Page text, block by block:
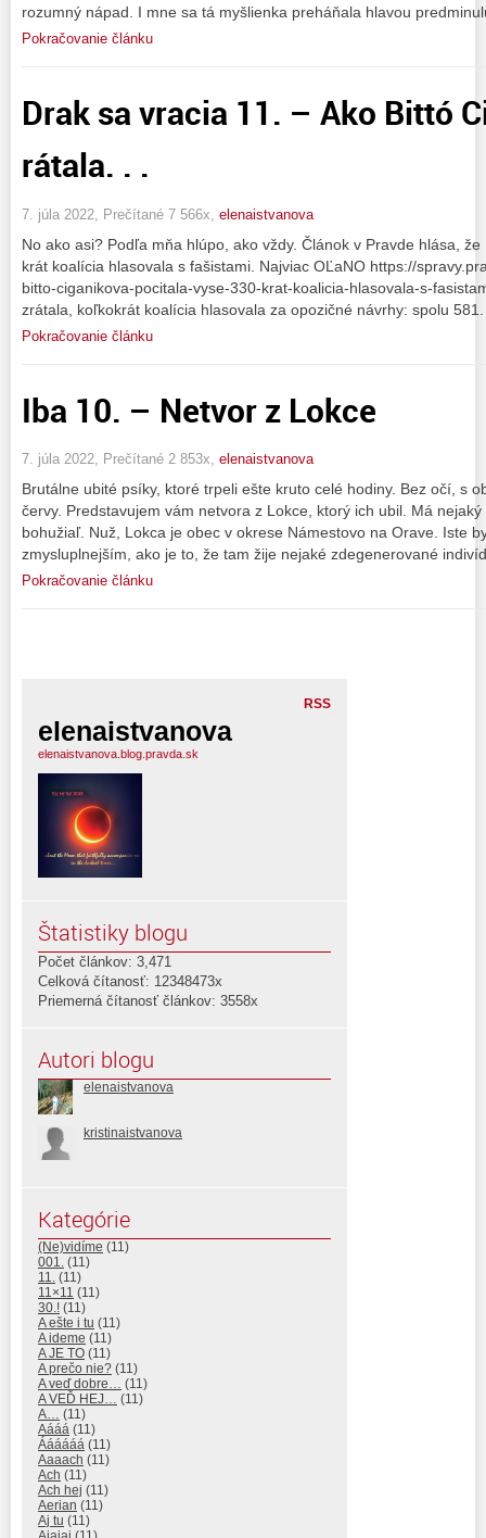
rozumný nápad. I mne sa tá myšlienka preháňala hlavou
Pokračovanie článku
Drak sa vracia 11. – Ako Bittó
rátala. . .
7. júla 2022, Prečítané 7 566x, elenaistvanova
No ako asi? Podľa mňa hlúpo, ako vždy. Článok v Pravde hlása,
krát koalícia hlasovala s fašistami. Najviac OĽaNO https://
bitto-ciganikova-pocitala-vyse-330-krat-koalicia-hlasovala-s-
zrátala, koľkokrát koalícia hlasovala za opozičné návrhy: spolu
Pokračovanie článku
Iba 10. – Netvor z Lokce
7. júla 2022, Prečítané 2 853x, elenaistvanova
Brutálne ubité psíky, ktoré trpeli ešte kruto celé hodiny. Bez očí, s
červy. Predstavujem vám netvora z Lokce, ktorý ich ubil. Má
bohužiaľ. Nuž, Lokca je obec v okrese Námestovo na Orave. Iste
zmysluplnejším, ako je to, že tam žije nejaké zdegenerované
Pokračovanie článku
RSS
elenaistvanova
elenaistvanova.blog.pravda.sk
Štatistiky blogu
Počet článkov: 3,471
Celková čítanosť: 12348473x
Priemerná čítanosť článkov: 3558x
Autori blogu
elenaistvanova
kristinaistvanova
Kategórie
(Ne)vidíme (11)
001. (11)
11. (11)
11×11 (11)
30.! (11)
A ešte i tu (11)
A ideme (11)
A JE TO (11)
A prečo nie? (11)
A veď dobre… (11)
A VEĎ HEJ… (11)
A… (11)
Aááá (11)
Áááááá (11)
Aaaach (11)
Ach (11)
Ach hej (11)
Aerian (11)
Aj tu (11)